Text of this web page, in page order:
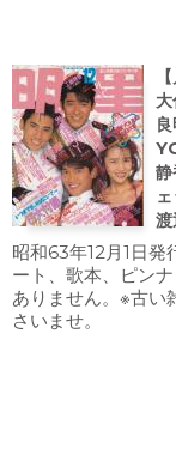
昭和63年12月1日
ート、歌本、ピン
ありません。※古い
さいませ。